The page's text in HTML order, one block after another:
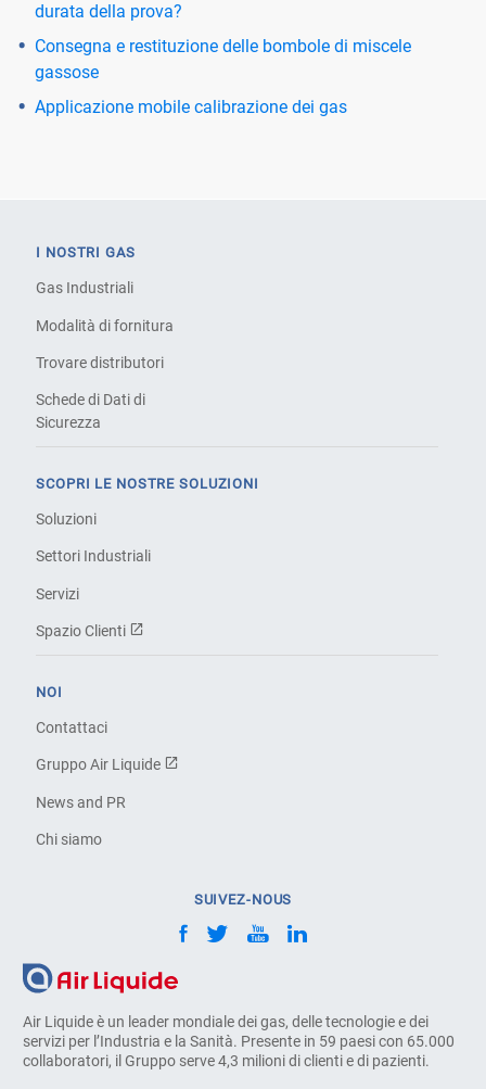
durata della prova?
Consegna e restituzione delle bombole di miscele
gassose
Applicazione mobile calibrazione dei gas
Air Liquide è un leader mondiale dei gas, delle tecnologie e dei
servizi per l’Industria e la Sanità. Presente in 59 paesi con 65.000
collaboratori, il Gruppo serve 4,3 milioni di clienti e di pazienti.
I NOSTRI GAS
Gas Industriali
Modalità di fornitura
Trovare distributori
Schede di Dati di
Sicurezza
SCOPRI LE NOSTRE SOLUZIONI
Soluzioni
Settori Industriali
Servizi
Spazio Clienti
NOI
Contattaci
Gruppo Air Liquide
News and PR
Chi siamo
SUIVEZ-NOUS